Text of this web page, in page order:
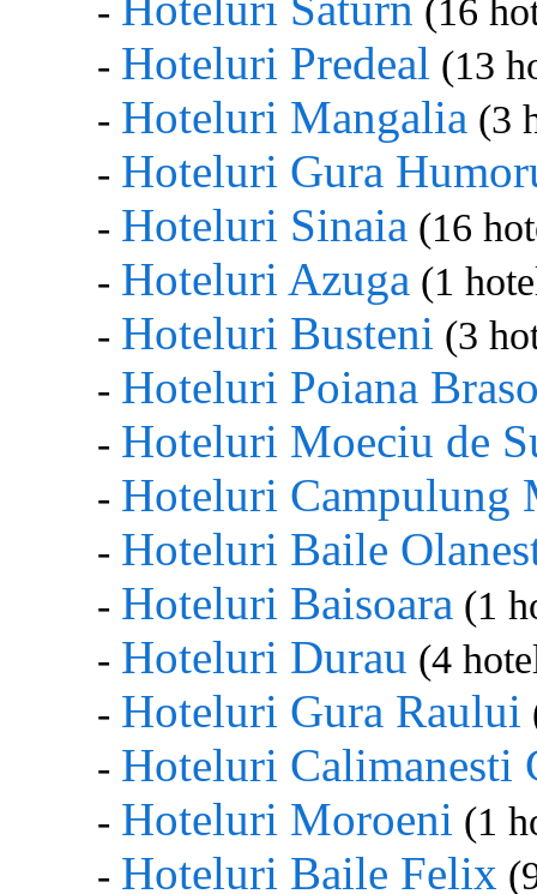
-
(16
- Hoteluri Predeal (13
- Hoteluri Mangalia (3
- Hoteluri Gura
- Hoteluri Sinaia (16
- Hoteluri Azuga (1
- Hoteluri Busteni (3
- Hoteluri Poiana
- Hoteluri Moeciu de
- Hoteluri Campulung
- Hoteluri Baile
- Hoteluri Baisoara (1
- Hoteluri Durau (4
- Hoteluri Gura Raului
- Hoteluri Calimanesti
- Hoteluri Moroeni (1
- Hoteluri Baile Felix